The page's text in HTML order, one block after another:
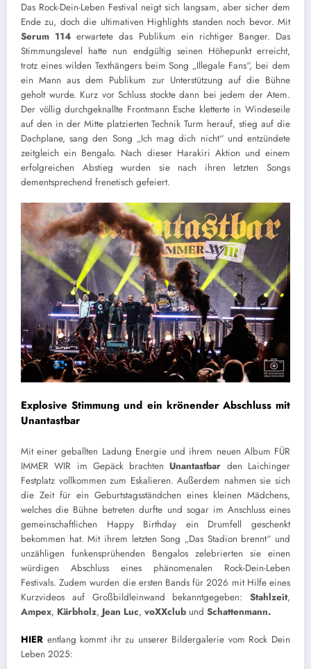
Das Rock-Dein-Leben Festival neigt sich langsam, aber sicher dem
Ende zu, doch die ultimativen Highlights standen noch bevor. Mit
Serum 114erwartete das Publikum ein richtiger Banger. Das
Stimmungslevel hatte nun endgültig seinen Höhepunkt erreicht,
trotz eines wilden Texthängers beim Song „Illegale Fans“, bei dem
ein Mann aus dem Publikum zur Unterstützung auf die Bühne
geholt wurde. Kurz vor Schluss stockte dann bei jedem der Atem.
Der völlig durchgeknallte Frontmann Esche kletterte in Windeseile
auf den in der Mitte platzierten Technik Turm herauf, stieg auf die
Dachplane, sang den Song „Ich mag dich nicht“ und entzündete
zeitgleich ein Bengalo. Nach dieser Harakiri Aktion und einem
erfolgreichen Abstieg wurden sie nach ihren letzten Songs
dementsprechend frenetisch gefeiert.
Explosive Stimmung und ein krönender Abschluss mit
Unantastbar
Mit einer geballten Ladung Energie und ihrem neuen Album FÜR
IMMER WIR im Gepäck brachten Unantastbar den Laichinger
Festplatz vollkommen zum Eskalieren. Außerdem nahmen sie sich
die Zeit für ein Geburtstagsständchen eines kleinen Mädchens,
welches die Bühne betreten durfte und sogar im Anschluss eines
gemeinschaftlichen Happy Birthday ein Drumfell geschenkt
bekommen hat. Mit ihrem letzten Song „Das Stadion brennt“ und
unzähligen funkensprühenden Bengalos zelebrierten sie einen
würdigen Abschluss eines phänomenalen Rock-Dein-Leben
Festivals. Zudem wurden die ersten Bands für 2026 mit Hilfe eines
Kurzvideos auf Großbildleinwand bekanntgegeben: Stahlzeit,
Ampex, Kärbholz, Jean Luc, voXXclub und Schattenmann.
HIER entlang kommt ihr zu unserer Bildergalerie vom Rock Dein
Leben 2025: